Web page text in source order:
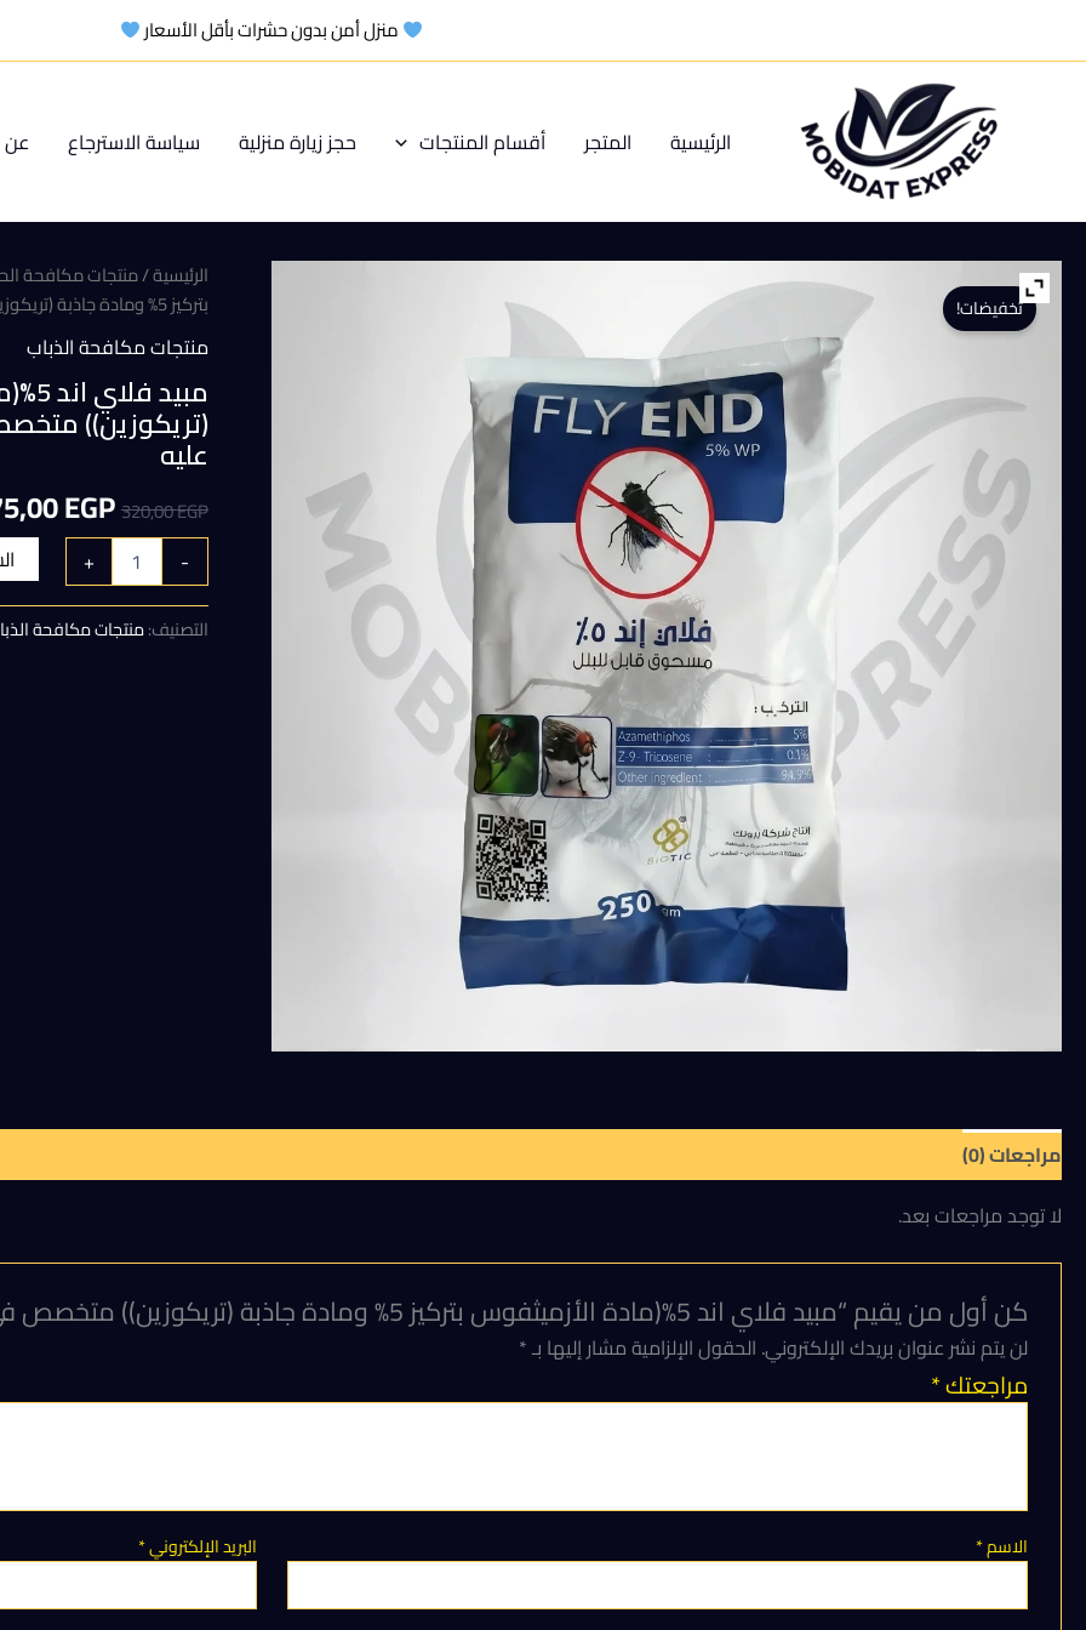
منزل أمن بدون حشرات بأقل الأسعار
الرئيسية المتجر أقسام المنتجات حجز زيارة منزلية سياسة الاسترجاع عن
تخفيضات!
الرئيسية/منتجات مكافحة
بتركيز 5% ومادة جاذبة (تريكوزين)) متخصص في مكافحة الذباب لجذب الذباب والقضاء عليه
منتجات مكافحة الذباب
(تريكوزين))
عليه
320,00EGP
السعر
الأصلي
هو:
320,00 EGP.
EGP
-
+
التصنيف:منتجات مكافحة
مراجعات (0)
لا توجد مراجعات بعد.
كن أول من يقيم “مبيد فلاي اند 5%(مادة الأزميثفوس بتركيز 5% ومادة جاذبة (تريكوزين)) متخصص في مكافحة الذباب لجذب الذباب والقضاء عليه”
لن يتم نشر عنوان بريدك الإلكتروني. الحقول الإلزامية مشار إليها بـ*
مراجعتك*
الاسم* البريد الإلكتروني*